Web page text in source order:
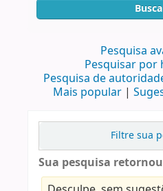
Pesquisa
Pesquisar por
Pesquisa de
Mais popular
Filtre sua
Sua pesquisa